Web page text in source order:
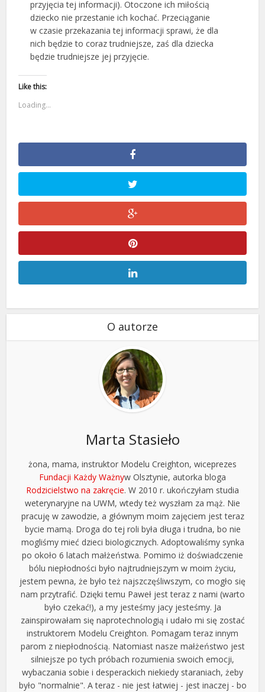
przyjęcia tej informacji). Otoczone ich miłością
dziecko nie przestanie ich kochać. Przeciąganie
w czasie przekazania tej informacji sprawi, że dla
nich będzie to coraz trudniejsze, zaś dla dziecka
będzie trudniejsze jej przyjęcie.
Like this:
Loading...
O autorze
Marta Stasieło
żona, mama, instruktor Modelu Creighton, wiceprezes
Fundacji Każdy Ważnyw Olsztynie, autorka bloga
Rodzicielstwo na zakręcie. W 2010 r. ukończyłam studia
weterynaryjne na UWM, wtedy też wyszłam za mąż. Nie
pracuję w zawodzie, a głównym moim zajęciem jest teraz
bycie mamą. Droga do tej roli była długa i trudna, bo nie
mogliśmy mieć dzieci biologicznych. Adoptowaliśmy synka
po około 6 latach małżeństwa. Pomimo iż doświadczenie
bólu niepłodności było najtrudniejszym w moim życiu,
jestem pewna, że było też najszczęśliwszym, co mogło się
nam przytrafić. Dzięki temu Paweł jest teraz z nami (warto
było czekać!), a my jesteśmy jacy jesteśmy. Ja
zainspirowałam się naprotechnologią i udało mi się zostać
instruktorem Modelu Creighton. Pomagam teraz innym
parom z niepłodnością. Natomiast nasze małżeństwo jest
silniejsze po tych próbach rozumienia swoich emocji,
wybaczania sobie i desperackich niekiedy staraniach, żeby
było "normalnie". A teraz - nie jest łatwiej - jest inaczej - bo